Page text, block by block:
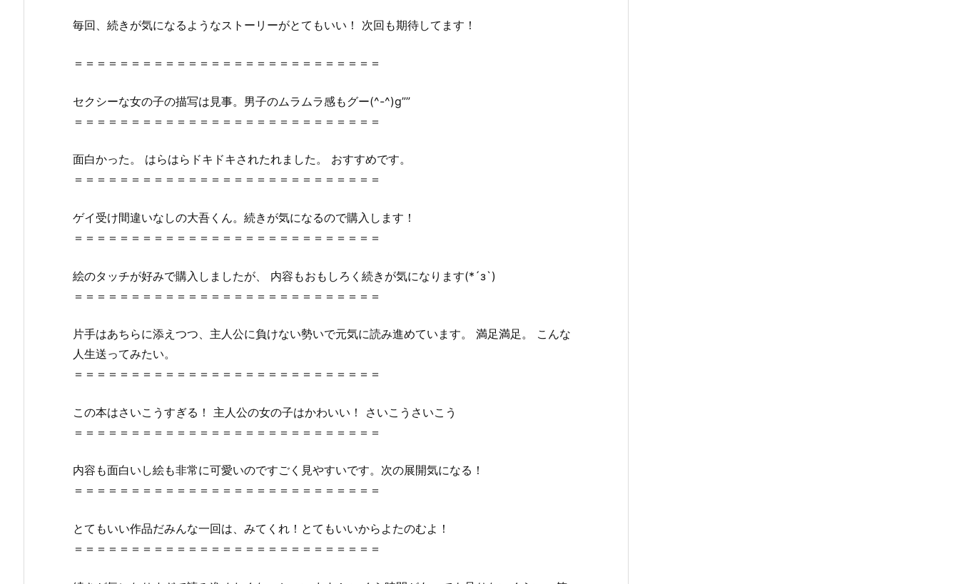
紹
2.
れ
部
の
せ
1
巻』
無
料
ロ
ミ
画
村
ロ
ー
や
毎回、続きが気になるようなストーリーがとてもいい！ 次回も期待してます！
＝＝＝＝＝＝＝＝＝＝＝＝＝＝＝＝＝＝＝＝＝＝＝＝＝＝＝
セクシーな女の子の描写は見事。男子のムラムラ感もグー(^-^)g””
＝＝＝＝＝＝＝＝＝＝＝＝＝＝＝＝＝＝＝＝＝＝＝＝＝＝＝
面白かった。 はらはらドキドキされたれました。 おすすめです。
＝＝＝＝＝＝＝＝＝＝＝＝＝＝＝＝＝＝＝＝＝＝＝＝＝＝＝
ゲイ受け間違いなしの大吾くん。続きが気になるので購入します！
＝＝＝＝＝＝＝＝＝＝＝＝＝＝＝＝＝＝＝＝＝＝＝＝＝＝＝
絵のタッチが好みで購入しましたが、 内容もおもしろく続きが気になります(*´з`)
＝＝＝＝＝＝＝＝＝＝＝＝＝＝＝＝＝＝＝＝＝＝＝＝＝＝＝
片手はあちらに添えつつ、主人公に負けない勢いで元気に読み進めています。 満足満足。 こんな
人生送ってみたい。
＝＝＝＝＝＝＝＝＝＝＝＝＝＝＝＝＝＝＝＝＝＝＝＝＝＝＝
この本はさいこうすぎる！ 主人公の女の子はかわいい！ さいこうさいこう
＝＝＝＝＝＝＝＝＝＝＝＝＝＝＝＝＝＝＝＝＝＝＝＝＝＝＝
内容も面白いし絵も非常に可愛いのですごく見やすいです。次の展開気になる！
＝＝＝＝＝＝＝＝＝＝＝＝＝＝＝＝＝＝＝＝＝＝＝＝＝＝＝
とてもいい作品だみんな一回は、みてくれ！とてもいいからよたのむよ！
＝＝＝＝＝＝＝＝＝＝＝＝＝＝＝＝＝＝＝＝＝＝＝＝＝＝＝